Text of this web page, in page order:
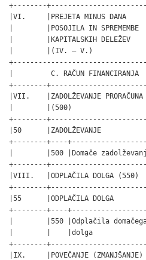
+--------
|VI.     |PREJETA MINUS DANA
|        |POSOJILA IN
|        |KAPITALSKIH
|        |(IV. – V.)
|         C. RAČUN
+--------
|VII.    |ZADOLŽEVANJE
|        |(500)
+--------
|50      |ZADOLŽEVANJE
+--------+----
|        |500 |Domače
+--------
|VIII.   |ODPLAČILA DOLGA
+--------
|55      |ODPLAČILA
+--------+----
|        |550 |Odplačila
|        |    |dolga
+--------
|IX.     |POVEČANJE